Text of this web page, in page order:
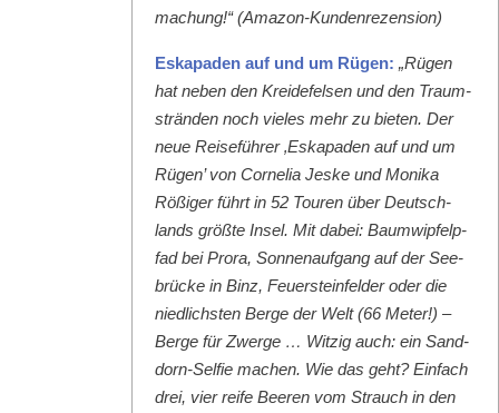
machung!“ (Ama­zon-Kun­den­rezen­sion)
Eska­paden auf und um Rügen: „Rügen
hat neben den Krei­de­felsen und den Traum­
strän­den noch vieles mehr zu bieten. Der
neue Reise­führer ‚Eska­paden auf und um
Rügen’ von Cor­nelia Jeske und Moni­ka
Rößiger führt in 52 Touren über Deutsch­
lands größte Insel. Mit dabei: Baumwipfelp­
fad bei Pro­ra, Son­nenauf­gang auf der See­
brücke in Binz, Feuer­ste­in­felder oder die
niedlich­sten Berge der Welt (66 Meter!) –
Berge für Zwerge … Witzig auch: ein Sand­
dorn-Self­ie machen. Wie das geht? Ein­fach
drei, vier reife Beeren vom Strauch in den